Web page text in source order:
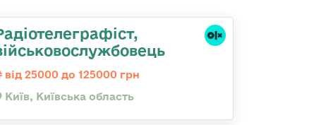
від 25000 до 125000 грн
Київ, Київська область